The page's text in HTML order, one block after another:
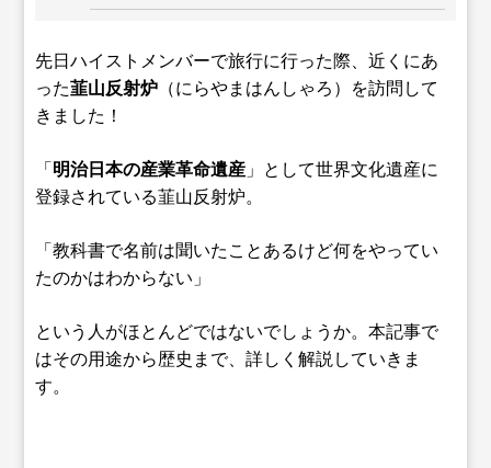
先日ハイストメンバーで旅行に行った際、近くにあ
った韮山反射炉 （にらやまはんしゃろ）を訪問して
きました！
「明治日本の産業革命遺産 」として世界文化遺産に
登録されている韮山反射炉。
「教科書で名前は聞いたことあるけど何をやってい
たのかはわからない」
という人がほとんどではないでしょうか。本記事で
はその用途から歴史まで、詳しく解説していきま
す。